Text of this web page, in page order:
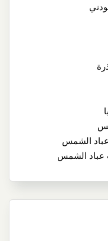
عباد الشمس
عباد الشمس